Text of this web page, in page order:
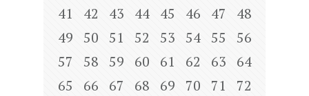
41
42 43 44 45 46 47
48
49
50 51 52 53 54 55
56
57
58 59 60 61 62 63
64
65
66 67 68 69 70 71
72